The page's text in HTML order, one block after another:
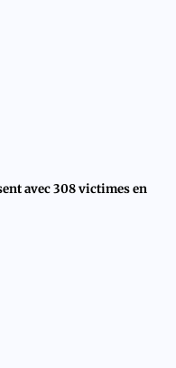
avec 308 victimes en